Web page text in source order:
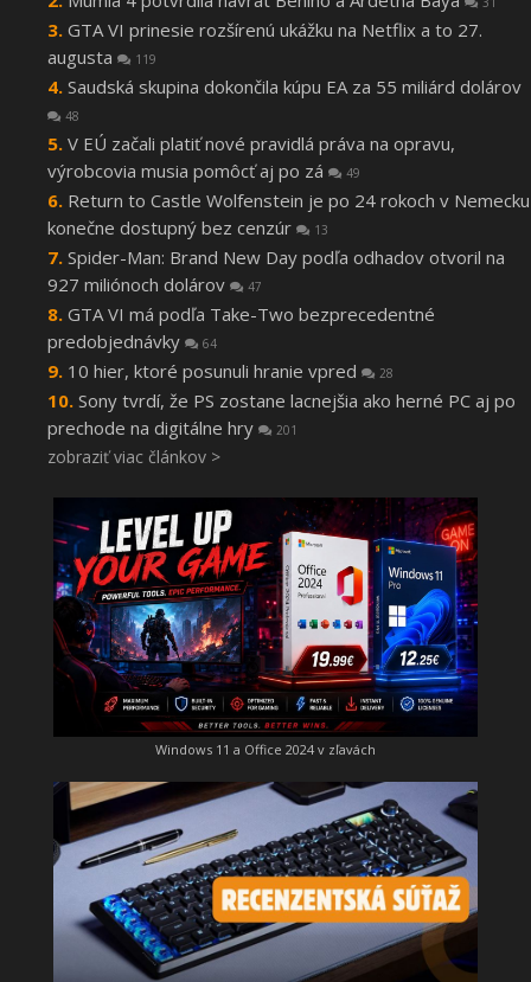
GTA VI prinesie rozšírenú ukážku na Netflix a to 27.
augusta
119
Saudská skupina dokončila kúpu EA za 55 miliárd dolárov
48
V EÚ začali platiť nové pravidlá práva na opravu,
výrobcovia musia pomôcť aj po zá
49
Return to Castle Wolfenstein je po 24 rokoch v Nemecku
konečne dostupný bez cenzúr
13
Spider-Man: Brand New Day podľa odhadov otvoril na
927 miliónoch dolárov
47
GTA VI má podľa Take-Two bezprecedentné
predobjednávky
64
10 hier, ktoré posunuli hranie vpred 28
Sony tvrdí, že PS zostane lacnejšia ako herné PC aj po
prechode na digitálne hry
201
zobraziť viac článkov >
Windows 11 a Office 2024 v zľavách